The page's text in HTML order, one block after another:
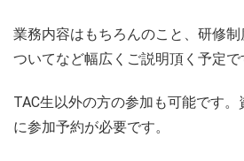
業務内容はもちろんのこと、研修
ついてなど幅広くご説明頂く予定で
TAC生以外の方の参加も可能です
に参加予約が必要です。